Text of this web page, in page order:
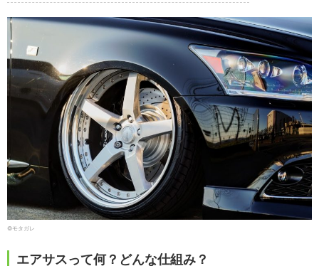
©モタガレ
エアサスって何？どんな仕組み？